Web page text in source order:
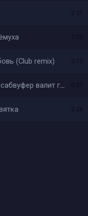
2:31
(Club remix) 2:13
валит громко
2:26